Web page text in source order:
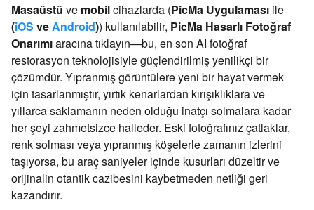
Masaüstü ve mobilcihazlarda (PicMa Uygulaması ile
(iOS veAndroid)) kullanılabilir, PicMa Hasarlı Fotoğraf
Onarımıaracına tıklayın—bu, en son AI fotoğraf
restorasyon teknolojisiyle güçlendirilmiş yenilikçi bir
çözümdür. Yıpranmış görüntülere yeni bir hayat vermek
için tasarlanmıştır, yırtık kenarlardan kırışıklıklara ve
yıllarca saklamanın neden olduğu inatçı solmalara kadar
her şeyi zahmetsizce halleder. Eski fotoğrafınız çatlaklar,
renk solması veya yıpranmış köşelerle zamanın izlerini
taşıyorsa, bu araç saniyeler içinde kusurları düzeltir ve
orijinalin otantik cazibesini kaybetmeden netliği geri
kazandırır.